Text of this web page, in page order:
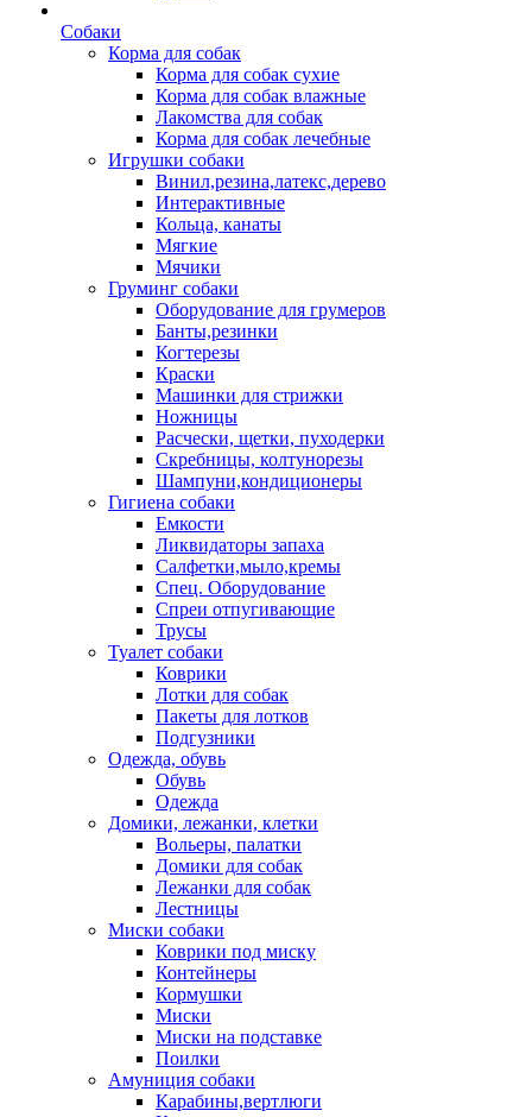
Собаки
Корма для собак
Корма для собак сухие
Корма для собак влажные
Лакомства для собак
Корма для собак лечебные
Игрушки собаки
Винил,резина,латекс,дерево
Интерактивные
Кольца, канаты
Мягкие
Мячики
Груминг собаки
Оборудование для грумеров
Банты,резинки
Когтерезы
Краски
Машинки для стрижки
Ножницы
Расчески, щетки, пуходерки
Скребницы, колтунорезы
Шампуни,кондиционеры
Гигиена собаки
Емкости
Ликвидаторы запаха
Салфетки,мыло,кремы
Спец. Оборудование
Спреи отпугивающие
Трусы
Туалет собаки
Коврики
Лотки для собак
Пакеты для лотков
Подгузники
Одежда, обувь
Обувь
Одежда
Домики, лежанки, клетки
Вольеры, палатки
Домики для собак
Лежанки для собак
Лестницы
Миски собаки
Коврики под миску
Контейнеры
Кормушки
Миски
Миски на подставке
Поилки
Амуниция собаки
Карабины,вертлюги